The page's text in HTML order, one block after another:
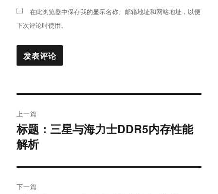
在此浏览器中保存我的显示名称、邮箱地址和网站地址，以便
下次评论时使用。
章
导
航
上一篇
上
篇
章：
标题：三星与海力士DDR5内存性能
解析
下一篇